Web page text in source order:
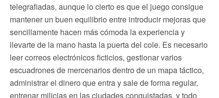
telegrafiadas, aunque lo cierto es que el juego consigue
mantener un buen equilibrio entre introducir mejoras que
sencillamente hacen más cómoda la experiencia y
llevarte de la mano hasta la puerta del cole. Es necesario
leer correos electrónicos ficticios, gestionar varios
escuadrones de mercenarios dentro de un mapa táctico,
administrar el dinero que entra y sale de forma regular,
entrenar milicias en las ciudades conquistadas, y todo